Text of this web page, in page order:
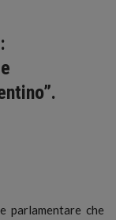
parlamentare che